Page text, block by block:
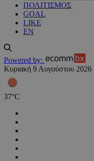
ΠΟΛΙΤΙΣΜΟΣ
GOAL
LIKE
EN
Powered by:
Κυριακή 9 Αυγούστου 2026
37°C